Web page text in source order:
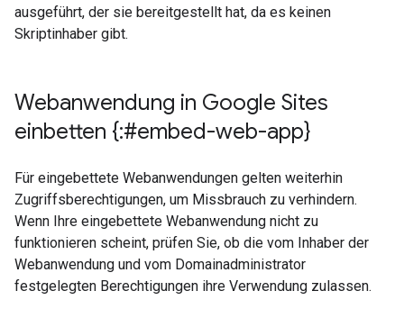
ausgeführt, der sie bereitgestellt hat, da es keinen
Skriptinhaber gibt.
Webanwendung in Google Sites
einbetten {:#embed-web-app}
Für eingebettete Webanwendungen gelten weiterhin
Zugriffsberechtigungen, um Missbrauch zu verhindern.
Wenn Ihre eingebettete Webanwendung nicht zu
funktionieren scheint, prüfen Sie, ob die vom Inhaber der
Webanwendung und vom Domainadministrator
festgelegten Berechtigungen ihre Verwendung zulassen.